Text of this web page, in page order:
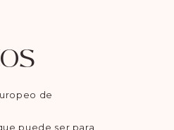
de
puede ser para